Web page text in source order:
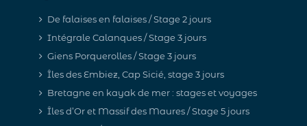
De falaises en falaises / Stage 2 jours
Intégrale Calanques / Stage 3 jours
Giens Porquerolles / Stage 3 jours
Îles des Embiez, Cap Sicié, stage 3 jours
Bretagne en kayak de mer : stages et voyages
Îles d’Or et Massif des Maures / Stage 5 jours